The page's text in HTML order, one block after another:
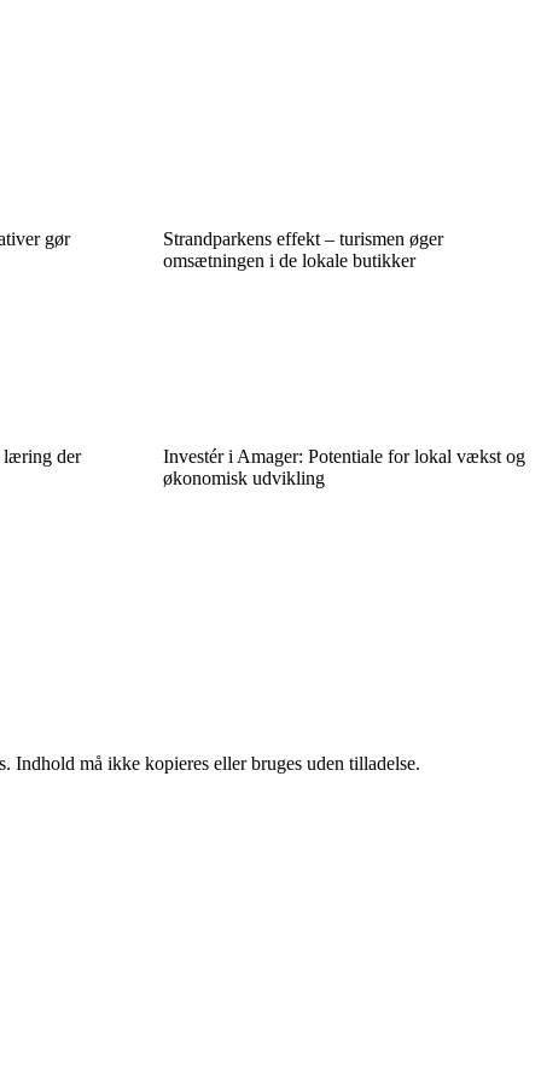
gør
Strandparkens effekt – turismen øger
omsætningen i de lokale butikker
læring der
Investér i Amager: Potentiale for lokal vækst og
økonomisk udvikling
må ikke kopieres eller bruges uden tilladelse.